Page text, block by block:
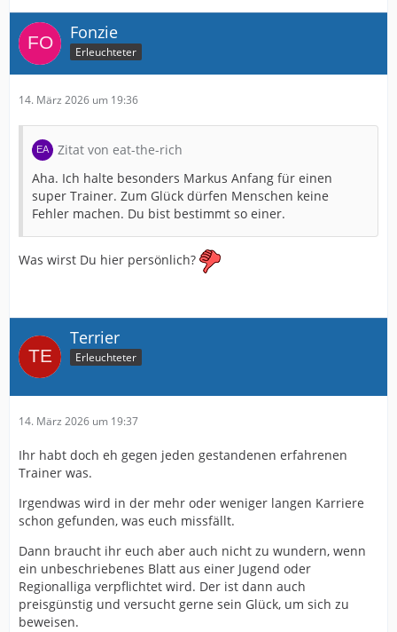
Fonzie
Erleuchteter
14. März 2026 um 19:36
Zitat von eat-the-rich
Aha. Ich halte besonders Markus Anfang für einen
super Trainer. Zum Glück dürfen Menschen keine
Fehler machen. Du bist bestimmt so einer.
Was wirst Du hier persönlich?
Terrier
Erleuchteter
14. März 2026 um 19:37
Ihr habt doch eh gegen jeden gestandenen erfahrenen
Trainer was.
Irgendwas wird in der mehr oder weniger langen Karriere
schon gefunden, was euch missfällt.
Dann braucht ihr euch aber auch nicht zu wundern, wenn
ein unbeschriebenes Blatt aus einer Jugend oder
Regionalliga verpflichtet wird. Der ist dann auch
preisgünstig und versucht gerne sein Glück, um sich zu
beweisen.